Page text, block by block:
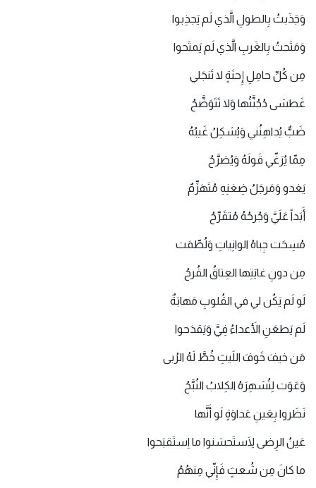
وَجَذَبتُ بِالطولِ الَّذي لَم يَجذِبوا
وَمَتَحتُ بِالغَربِ الَّذي لَم يَمتَحوا
مِن كُلِّ حامِلِ إِحنَةٍ لا تَنجَلي
غَطشى دُجُنَّتُها وَلا تَتَوَضَّحُ
ضَبٌّ يُداهِنُني وَيُشكِلُ غَيبُهُ
مِمّا يُرَغّي قَولَهُ وَيُصَرَّحُ
يَغدو وَمَرجَلُ ضِغنِهِ مُتَهَزِّمٌ
أَبَداً عَلَيَّ وَجُرحُهُ مُتقَرِّحُ
مُسِحَت جِباهُ الوانِياتِ وَلُطِّمَت
مِن دونِ غايَتِها العِتاقُ القُرحُ
لَو لَم يَكُن لي في القُلوبِ مَهابَةٌ
لَم يَطعَنِ الأَعداءُ فِيَّ وَيَقدَحوا
مَن خيفَ خَوفَ اللَيثِ خُطَّ لَهُ الرُبى
وَعَوَت لِتُشهِرَهُ الكِلابُ النُبَّحُ
نَظَروا بِعَينِ عَداوَةٍ لَو أَنَّها
عَينُ الرِضى لَاِستَحسَنوا ما اِستَقبَحوا
ما كانَ مِن شُعثٍ فَإِنّي مِنهُمُ